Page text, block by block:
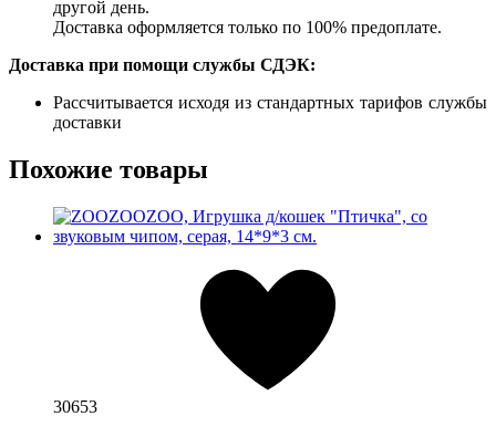
другой день.
Доставка оформляется только по 100% предоплате.
Доставка при помощи службы СДЭК:
Рассчитывается исходя из стандартных тарифов службы
доставки
Похожие товары
30653